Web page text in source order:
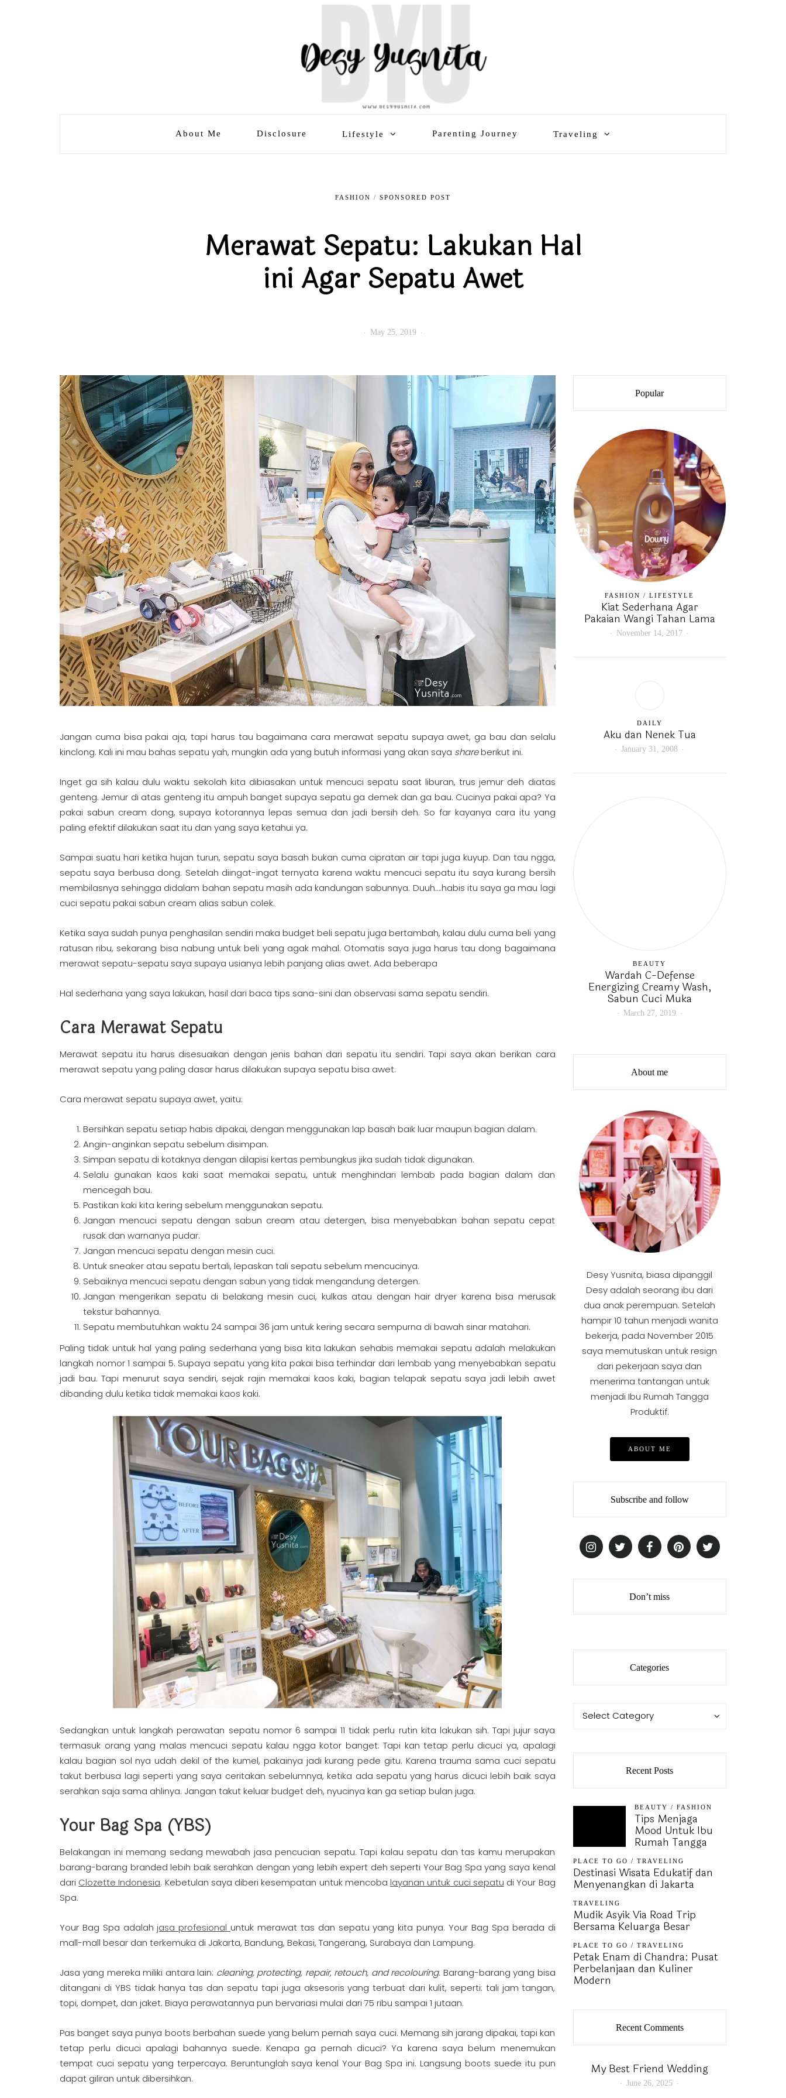
About Me Disclosure Lifestyle Parenting Journey Traveling
FASHION / SPONSORED POST
Merawat Sepatu: Lakukan Hal
ini Agar Sepatu Awet
May 25, 2019
Jangan cuma bisa pakai aja, tapi harus tau bagaimana cara merawat sepatu supaya awet, ga bau dan selalu
kinclong. Kali ini mau bahas sepatu yah, mungkin ada yang butuh informasi yang akan saya shareberikut ini.
Inget ga sih kalau dulu waktu sekolah kita dibiasakan untuk mencuci sepatu saat liburan, trus jemur deh diatas
genteng. Jemur di atas genteng itu ampuh banget supaya sepatu ga demek dan ga bau. Cucinya pakai apa? Ya
pakai sabun cream dong, supaya kotorannya lepas semua dan jadi bersih deh. So far kayanya cara itu yang
paling efektif dilakukan saat itu dan yang saya ketahui ya.
Sampai suatu hari ketika hujan turun, sepatu saya basah bukan cuma cipratan air tapi juga kuyup. Dan tau ngga,
sepatu saya berbusa dong. Setelah diingat-ingat ternyata karena waktu mencuci sepatu itu saya kurang bersih
membilasnya sehingga didalam bahan sepatu masih ada kandungan sabunnya. Duuh….habis itu saya ga mau lagi
cuci sepatu pakai sabun cream alias sabun colek.
Ketika saya sudah punya penghasilan sendiri maka budget beli sepatu juga bertambah, kalau dulu cuma beli yang
ratusan ribu, sekarang bisa nabung untuk beli yang agak mahal. Otomatis saya juga harus tau dong bagaimana
merawat sepatu-sepatu saya supaya usianya lebih panjang alias awet. Ada beberapa
Hal sederhana yang saya lakukan, hasil dari baca tips sana-sini dan observasi sama sepatu sendiri.
Cara Merawat Sepatu
Merawat sepatu itu harus disesuaikan dengan jenis bahan dari sepatu itu sendiri. Tapi saya akan berikan cara
merawat sepatu yang paling dasar harus dilakukan supaya sepatu bisa awet.
Cara merawat sepatu supaya awet, yaitu:
Bersihkan sepatu setiap habis dipakai, dengan menggunakan lap basah baik luar maupun bagian dalam.
Angin-anginkan sepatu sebelum disimpan.
Simpan sepatu di kotaknya dengan dilapisi kertas pembungkus jika sudah tidak digunakan.
Selalu gunakan kaos kaki saat memakai sepatu, untuk menghindari lembab pada bagian dalam dan
mencegah bau.
Pastikan kaki kita kering sebelum menggunakan sepatu.
Jangan mencuci sepatu dengan sabun cream atau detergen, bisa menyebabkan bahan sepatu cepat
rusak dan warnanya pudar.
Jangan mencuci sepatu dengan mesin cuci.
Untuk sneaker atau sepatu bertali, lepaskan tali sepatu sebelum mencucinya.
Sebaiknya mencuci sepatu dengan sabun yang tidak mengandung detergen.
Jangan mengerikan sepatu di belakang mesin cuci, kulkas atau dengan hair dryer karena bisa merusak
tekstur bahannya.
Sepatu membutuhkan waktu 24 sampai 36 jam untuk kering secara sempurna di bawah sinar matahari.
Paling tidak untuk hal yang paling sederhana yang bisa kita lakukan sehabis memakai sepatu adalah melakukan
langkah nomor 1 sampai 5. Supaya sepatu yang kita pakai bisa terhindar dari lembab yang menyebabkan sepatu
jadi bau. Tapi menurut saya sendiri, sejak rajin memakai kaos kaki, bagian telapak sepatu saya jadi lebih awet
dibanding dulu ketika tidak memakai kaos kaki.
Sedangkan untuk langkah perawatan sepatu nomor 6 sampai 11 tidak perlu rutin kita lakukan sih. Tapi jujur saya
termasuk orang yang malas mencuci sepatu kalau ngga kotor banget. Tapi kan tetap perlu dicuci ya, apalagi
kalau bagian sol nya udah dekil of the kumel, pakainya jadi kurang pede gitu. Karena trauma sama cuci sepatu
takut berbusa lagi seperti yang saya ceritakan sebelumnya, ketika ada sepatu yang harus dicuci lebih baik saya
serahkan saja sama ahlinya. Jangan takut keluar budget deh, nyucinya kan ga setiap bulan juga.
Your Bag Spa (YBS)
Belakangan ini memang sedang mewabah jasa pencucian sepatu. Tapi kalau sepatu dan tas kamu merupakan
barang-barang branded lebih baik serahkan dengan yang lebih expert deh seperti Your Bag Spa yang saya kenal
dari Clozette Indonesia. Kebetulan saya diberi kesempatan untuk mencobalayanan untuk cuci sepatu di Your Bag
Spa.
Your Bag Spa adalahjasa profesionaluntuk merawat tas dan sepatu yang kita punya. Your Bag Spa berada di
mall-mall besar dan terkemuka di Jakarta, Bandung, Bekasi, Tangerang, Surabaya dan Lampung.
Jasa yang mereka miliki antara lain: cleaning, protecting, repair, retouch, and recolouring. Barang-barang yang bisa
ditangani di YBS tidak hanya tas dan sepatu tapi juga aksesoris yang terbuat dari kulit, seperti: tali jam tangan,
topi, dompet, dan jaket. Biaya perawatannya pun bervariasi mulai dari 75 ribu sampai 1 jutaan.
Pas banget saya punya boots berbahan suede yang belum pernah saya cuci. Memang sih jarang dipakai, tapi kan
tetap perlu dicuci apalagi bahannya suede. Kenapa ga pernah dicuci? Ya karena saya belum menemukan
tempat cuci sepatu yang terpercaya. Beruntunglah saya kenal Your Bag Spa ini. Langsung boots suede itu pun
dapat giliran untuk dibersihkan.
Popular
FASHION /LIFESTYLE
Kiat Sederhana Agar
Pakaian Wangi Tahan Lama
November 14, 2017
DAILY
Aku dan Nenek Tua
January 31, 2008
BEAUTY
Wardah C-Defense
Energizing Creamy Wash,
Sabun Cuci Muka
March 27, 2019
About me
Desy Yusnita, biasa dipanggil
Desy adalah seorang ibu dari
dua anak perempuan. Setelah
hampir 10 tahun menjadi wanita
bekerja, pada November 2015
saya memutuskan untuk resign
dari pekerjaan saya dan
menerima tantangan untuk
menjadi Ibu Rumah Tangga
Produktif.
ABOUT ME
Subscribe and follow
Don’t miss
Categories
Categories
Select Category
Categories
Recent Posts
BEAUTY / FASHION
Tips Menjaga
Mood Untuk Ibu
Rumah Tangga
PLACE TO GO / TRAVELING
Destinasi Wisata Edukatif dan
Menyenangkan di Jakarta
TRAVELING
Mudik Asyik Via Road Trip
Bersama Keluarga Besar
PLACE TO GO / TRAVELING
Petak Enam di Chandra: Pusat
Perbelanjaan dan Kuliner
Modern
Recent Comments
My Best Friend Wedding
June 26, 2025